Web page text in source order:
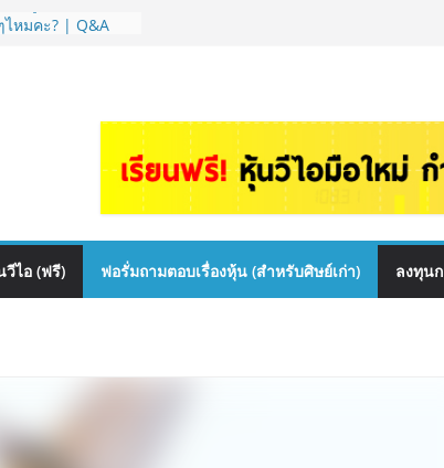
องดู Short –
หมคะ? | Q&A
สื่อสาร, ค้าปลีก
นผล? | Hot Topic
เหมาะถือเป็น
กล้วยๆ EP.1166
ควร DCA ตัวไหน
ไอ (ฟรี) ฟอรั่มถามตอบเรื่องหุ้น (สำหรับศิษย์เก่า) ลงทุน